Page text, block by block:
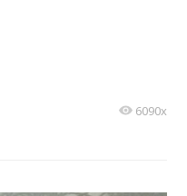
6090x